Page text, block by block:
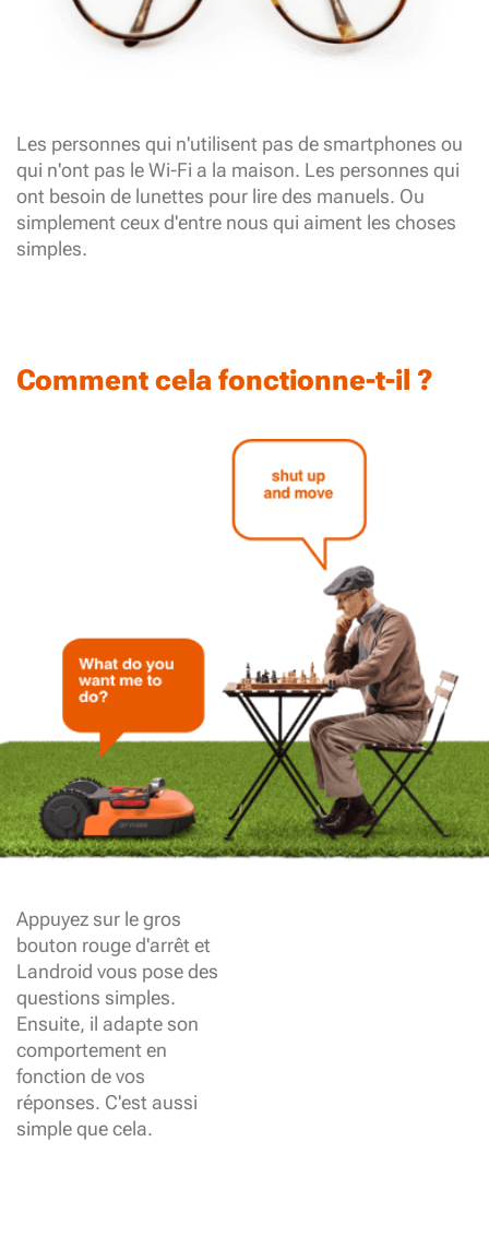
Les personnes qui n'utilisent pas de smartphones ou
qui n'ont pas le Wi-Fi a la maison. Les personnes qui
ont besoin de lunettes pour lire des manuels. Ou
simplement ceux d'entre nous qui aiment les choses
simples.
Comment cela fonctionne-t-il ?
Appuyez sur le gros
bouton rouge d'arrêt et
Landroid vous pose des
questions simples.
Ensuite, il adapte son
comportement en
fonction de vos
réponses. C'est aussi
simple que cela.